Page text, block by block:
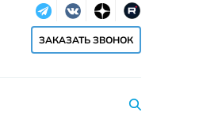
TelegramVkontakte
dzenRuTube
ЗАКАЗАТЬ ЗВОНОК